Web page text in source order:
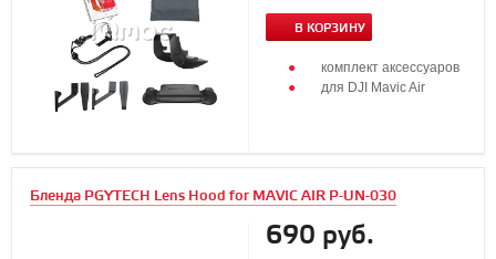
В КОРЗИНУ
комплект аксессуаров
для DJI Mavic Air
Бленда PGYTECH Lens Hood for MAVIC AIR P-UN-030
690 руб.